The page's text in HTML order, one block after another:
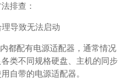
排查：
导致无法启动
配有电源适配器，通常情况
类不同规格硬盘、主机的同步
自带的电源适配器。